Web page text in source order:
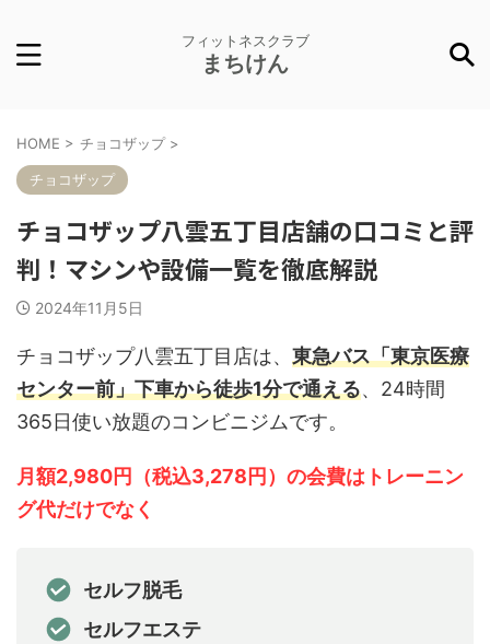
フィットネスクラブ
まちけん
HOME > チョコザップ >
チョコザップ
チョコザップ八雲五丁目店舗の口コミと評
判！マシンや設備一覧を徹底解説
2024年11月5日
チョコザップ八雲五丁目店は、 東急バス「東京医療
センター前」下車から徒歩1分で通える、24時間
365日使い放題のコンビニジムです。
月額2,980円（税込3,278円）の会費はトレーニン
グ代だけでなく
セルフ脱毛
セルフエステ